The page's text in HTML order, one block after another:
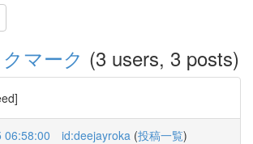
マーク (3 users, 3 posts)
06:58:00 id:deejayroka (投稿一覧)